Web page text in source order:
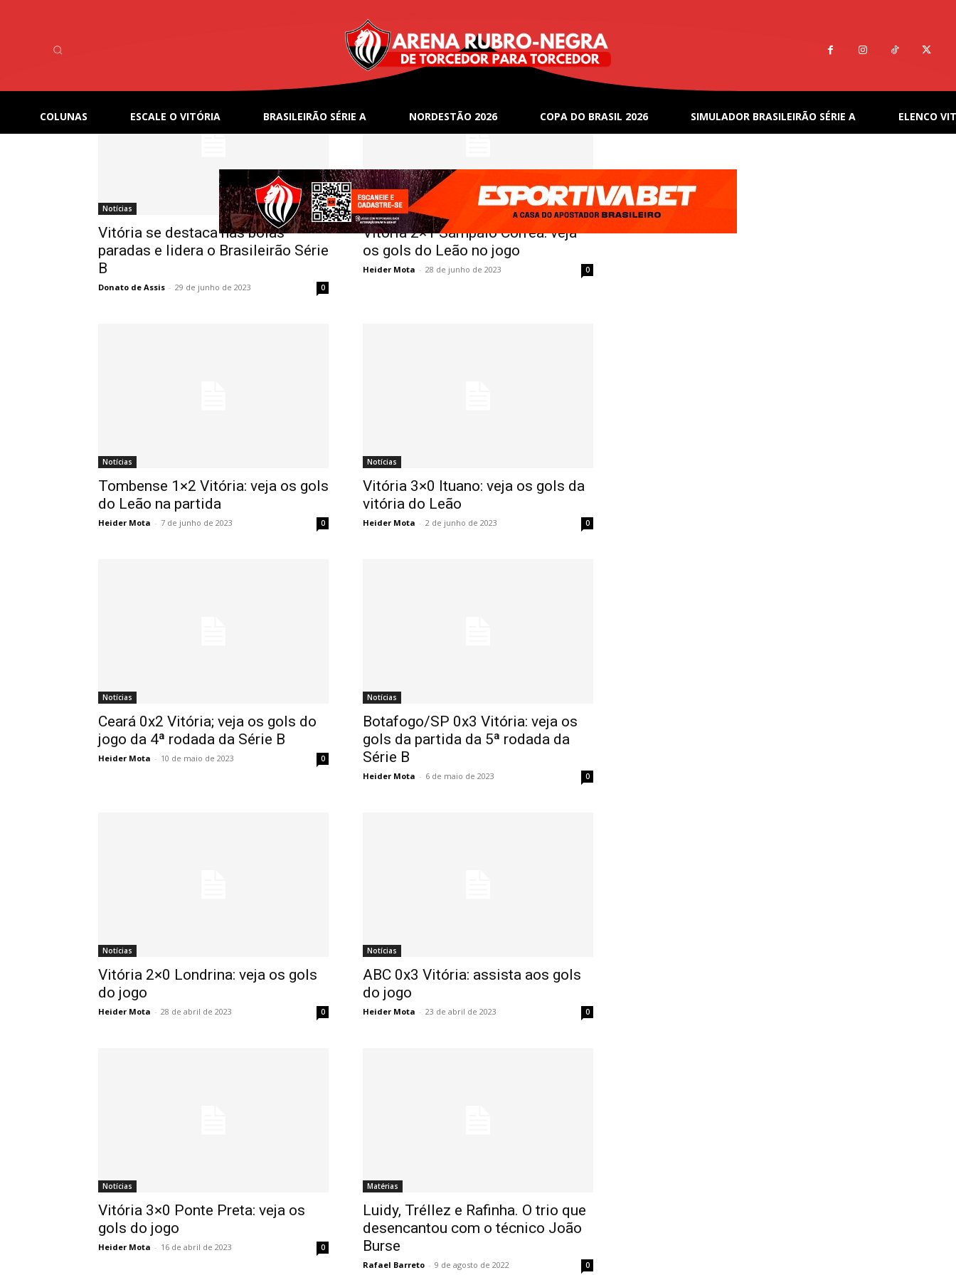
COLUNAS ESCALE O VITÓRIA BRASILEIRÃO SÉRIE A NORDESTÃO 2026 COPA DO BRASIL 2026 SIMULADOR BRASILEIRÃO SÉRIE A ELENCO
Notícias
Vitória se destaca nas bolas
paradas e lidera o Brasileirão Série
B
Donato de Assis - 29 de junho de 2023 0
Notícias
Vitória 2×1 Sampaio Corrêa: veja
os gols do Leão no jogo
Heider Mota - 28 de junho de 2023 0
Notícias
Tombense 1×2 Vitória: veja os gols
do Leão na partida
Heider Mota - 7 de junho de 2023 0
Notícias
Vitória 3×0 Ituano: veja os gols da
vitória do Leão
Heider Mota - 2 de junho de 2023 0
Notícias
Ceará 0x2 Vitória; veja os gols do
jogo da 4ª rodada da Série B
Heider Mota - 10 de maio de 2023 0
Notícias
Botafogo/SP 0x3 Vitória: veja os
gols da partida da 5ª rodada da
Série B
Heider Mota - 6 de maio de 2023 0
Notícias
Vitória 2×0 Londrina: veja os gols
do jogo
Heider Mota - 28 de abril de 2023 0
Notícias
ABC 0x3 Vitória: assista aos gols
do jogo
Heider Mota - 23 de abril de 2023 0
Notícias
Vitória 3×0 Ponte Preta: veja os
gols do jogo
Heider Mota - 16 de abril de 2023 0
Matérias
Luidy, Tréllez e Rafinha. O trio que
desencantou com o técnico João
Burse
Rafael Barreto - 9 de agosto de 2022 0